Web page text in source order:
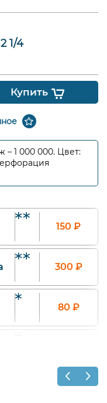
1/4
Купить
– 1 000 000. Цвет:
150 ₽
300 ₽
80 ₽
750₽